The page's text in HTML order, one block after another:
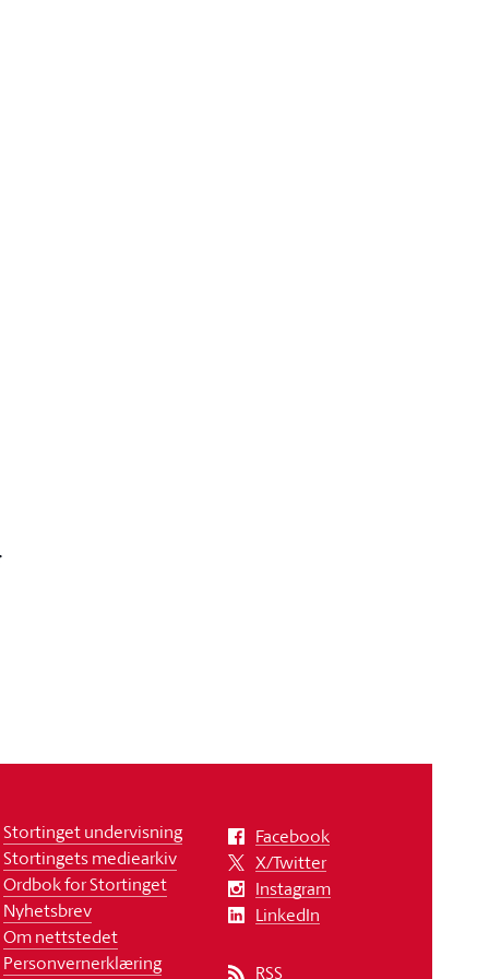
Stortinget undervisning
Stortingets mediearkiv
Ordbok for Stortinget
Nyhetsbrev
Om nettstedet
Personvernerklæring
Facebook
X/Twitter
Instagram
LinkedIn
RSS